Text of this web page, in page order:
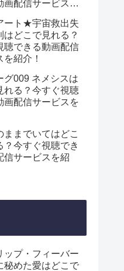
画配信サービスを
ート★宇宙救出失
はどこで見れる？
聴できる動画配信
紹介！
グ009 ネメシスは
れる？今すぐ視聴
画配信サービスを
ままでいてはどこ
？今すぐ視聴でき
信サービスを紹
ップ・フィーバー
秘めた愛はどこで